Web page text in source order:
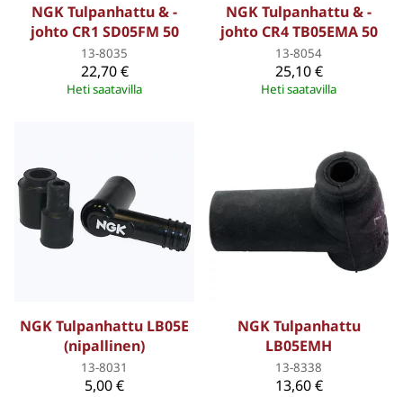
NGK Tulpanhattu & -
johto CR1 SD05FM 50
13-8035
22,70 €
Heti saatavilla
NGK Tulpanhattu & -
johto CR4 TB05EMA 50
13-8054
25,10 €
Heti saatavilla
NGK Tulpanhattu LB05E
(nipallinen)
13-8031
5,00 €
NGK Tulpanhattu
LB05EMH
13-8338
13,60 €